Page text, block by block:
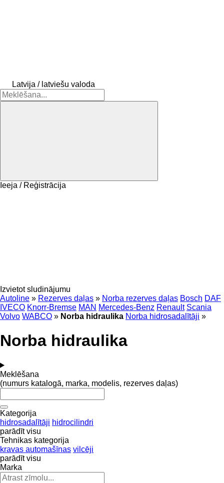
Latvija / latviešu valoda
Ieeja / Reģistrācija
Izvietot sludinājumu
Autoline » Rezerves daļas » Norba rezerves daļas Bosch DAF
IVECO Knorr-Bremse MAN Mercedes-Benz Renault Scania
Volvo WABCO » Norba hidraulika Norba hidrosadalītāji »
Norba hidraulika
Meklēšana
(numurs katalogā, marka, modelis, rezerves daļas)
Kategorija
hidrosadalītāji hidrocilindri
parādīt visu
Tehnikas kategorija
kravas automašīnas vilcēji
parādīt visu
Marka